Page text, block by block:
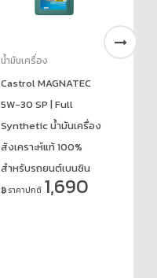
น้ำมันเครื่อง
Castrol MAGNATEC
5W-30 SP | Full
Synthetic น้ำมันเครื่อง
สังเคราะห์แท้ 100%
สำหรับรถยนต์เบนซิน
ราคาปกติ 1,690